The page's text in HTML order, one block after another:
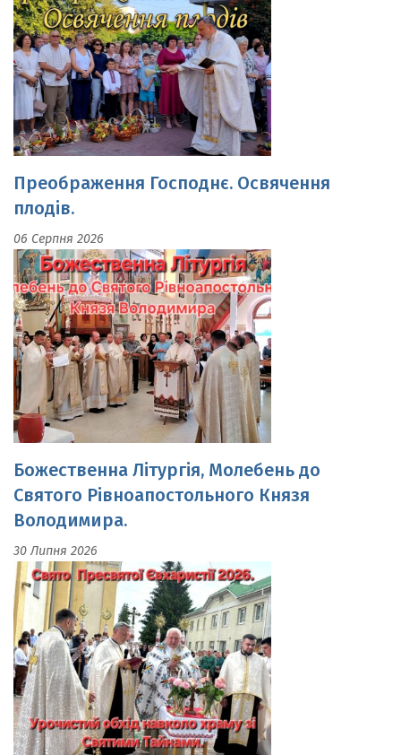
Преображення Господнє. Освячення
06 Серпня 2026
Божественна Літургія, Молебень до
Володимира.
Свято Пресвятої Євхаристії.Урочистий